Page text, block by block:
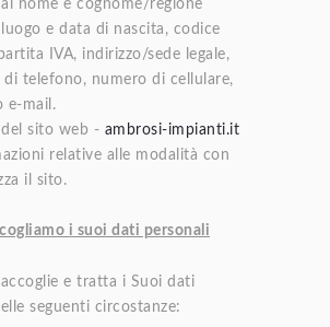
nome e cognome/regione
e data di nascita, codice
IVA, indirizzo/sede legale,
di telefono, numero di cellulare,
e-mail.
sito web - ambrosi-impianti.it
relative alle modalità con
il sito.
i suoi dati personali
e tratta i Suoi dati
seguenti circostanze: